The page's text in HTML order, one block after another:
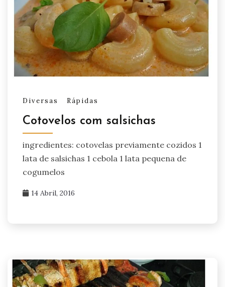
Diversas Rápidas
Cotovelos com salsichas
ingredientes: cotovelas previamente cozidos 1
lata de salsichas 1 cebola 1 lata pequena de
cogumelos
14 Abril, 2016